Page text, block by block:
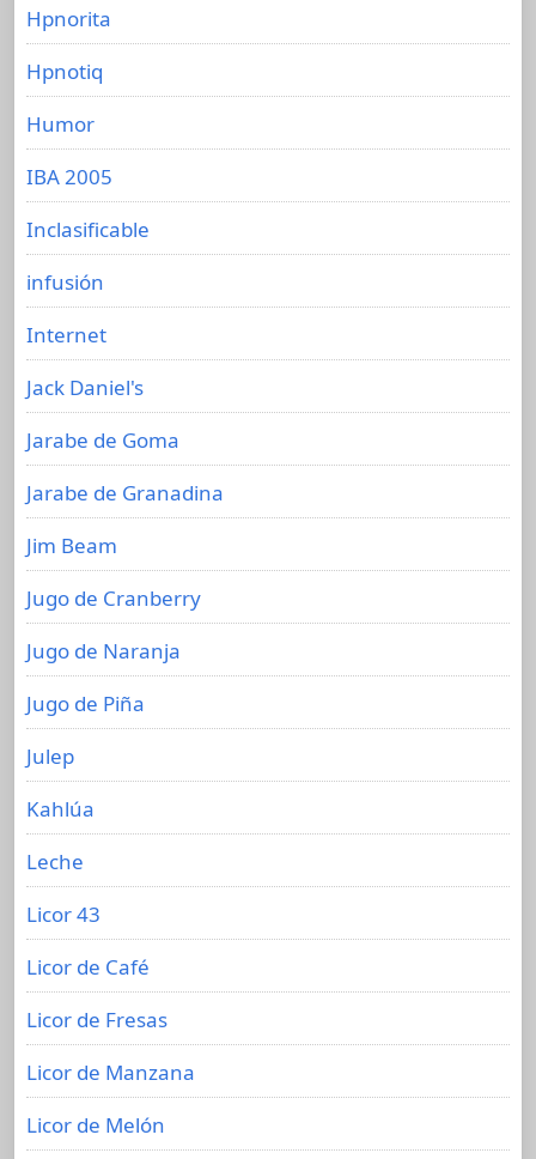
Hpnorita
Hpnotiq
Humor
IBA 2005
Inclasificable
infusión
Internet
Jack Daniel's
Jarabe de Goma
Jarabe de Granadina
Jim Beam
Jugo de Cranberry
Jugo de Naranja
Jugo de Piña
Julep
Kahlúa
Leche
Licor 43
Licor de Café
Licor de Fresas
Licor de Manzana
Licor de Melón